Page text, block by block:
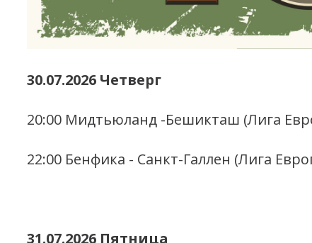
30.07.2026 Четверг
20:00 Мидтьюланд -Бешикташ (Лига
22:00 Бенфика - Санкт-Галлен (Лига
31.07.2026 Пятница